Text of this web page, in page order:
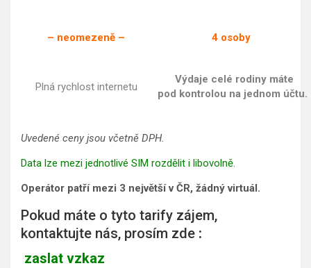
– neomezeně – 4 osoby
Plná rychlost internetu
Výdaje celé rodiny máte
pod kontrolou na jednom účtu.
Uvedené ceny jsou včetně DPH.
Data lze mezi jednotlivé SIM rozdělit i libovolně.
Operátor patří mezi 3 největší v ČR, žádný virtuál.
Pokud máte o tyto tarify zájem,
kontaktujte nás, prosím zde :
zaslat vzkaz